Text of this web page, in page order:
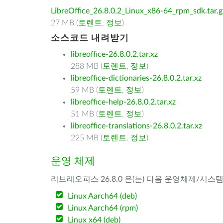
LibreOffice_26.8.0.2_Linux_x86-
27 MB ( 토렌트, 정보 )
소스코드 내려받기
libreoffice-26.8.0.2.tar.xz
288 MB ( 토렌트, 정보 )
libreoffice-dictionaries-26.8.0.2.tar.xz
59 MB ( 토렌트, 정보 )
libreoffice-help-26.8.0.2.tar.xz
51 MB ( 토렌트, 정보 )
libreoffice-translations-26.8.0.2.tar.xz
225 MB ( 토렌트, 정보 )
운영 체제
리브레오피스 26.8.0 은(는) 다음 운영체제/시스
Linux Aarch64 (deb)
Linux Aarch64 (rpm)
Linux x64 (deb)